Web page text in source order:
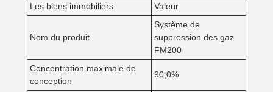
Les biens immobiliers Valeur
Nom du produit
Système de
suppression des gaz
FM200
Concentration maximale de
conception
90,0%